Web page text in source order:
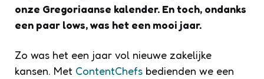
onze Gregoriaanse kalender. En toch, ondanks
een paar lows, was het een mooi jaar.
Zo was het een jaar vol nieuwe zakelijke
kansen. Met ContentChefs bedienden we een